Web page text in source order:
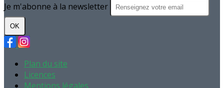
Je m'abonne à la newsletter
OK
Plan du site
Licences
Mentions légales